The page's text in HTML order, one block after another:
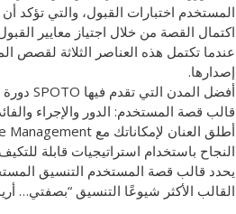
المستخدم اختبارات القبول، والتي تؤكد
اكتمال القصة من خلال اجتياز معايير
عندما تكتمل هذه العناصر الثلاثة لقصص
إصدارها.
أفضل المدن التي تقدم فيها SPOTO دورة تدريبية للحصول على شهادة إدارة المشاريع عبر الإنترنت
قالب قصة المستخدم: الدور والإجراء
النجاح باستخدام استراتيجيات قابلة
القالب الأكثر شيوعًا التنسيق “بصفتي…